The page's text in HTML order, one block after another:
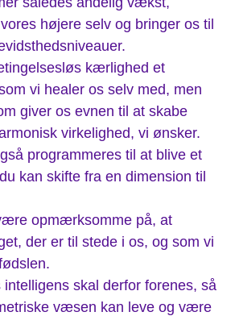
højere selv og bringer os til
kærlighed et
vi healer os selv med, men
giver os evnen til at skabe
virkelighed, vi ønsker.
programmeres til at blive et
kan skifte fra en dimension til
opmærksomme på, at
der er til stede i os, og som vi
intelligens skal derfor forenes, så
væsen kan leve og være